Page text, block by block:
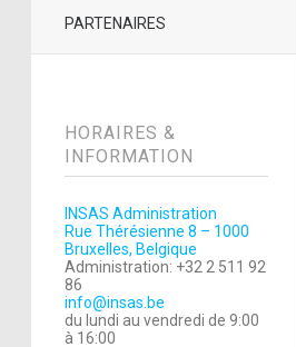
PARTENAIRES
HORAIRES &
INFORMATION
INSAS Administration
Rue Thérésienne 8 – 1000
Bruxelles, Belgique
Administration: +32 2 511 92
86
info@insas.be
du lundi au vendredi de 9:00
à 16:00